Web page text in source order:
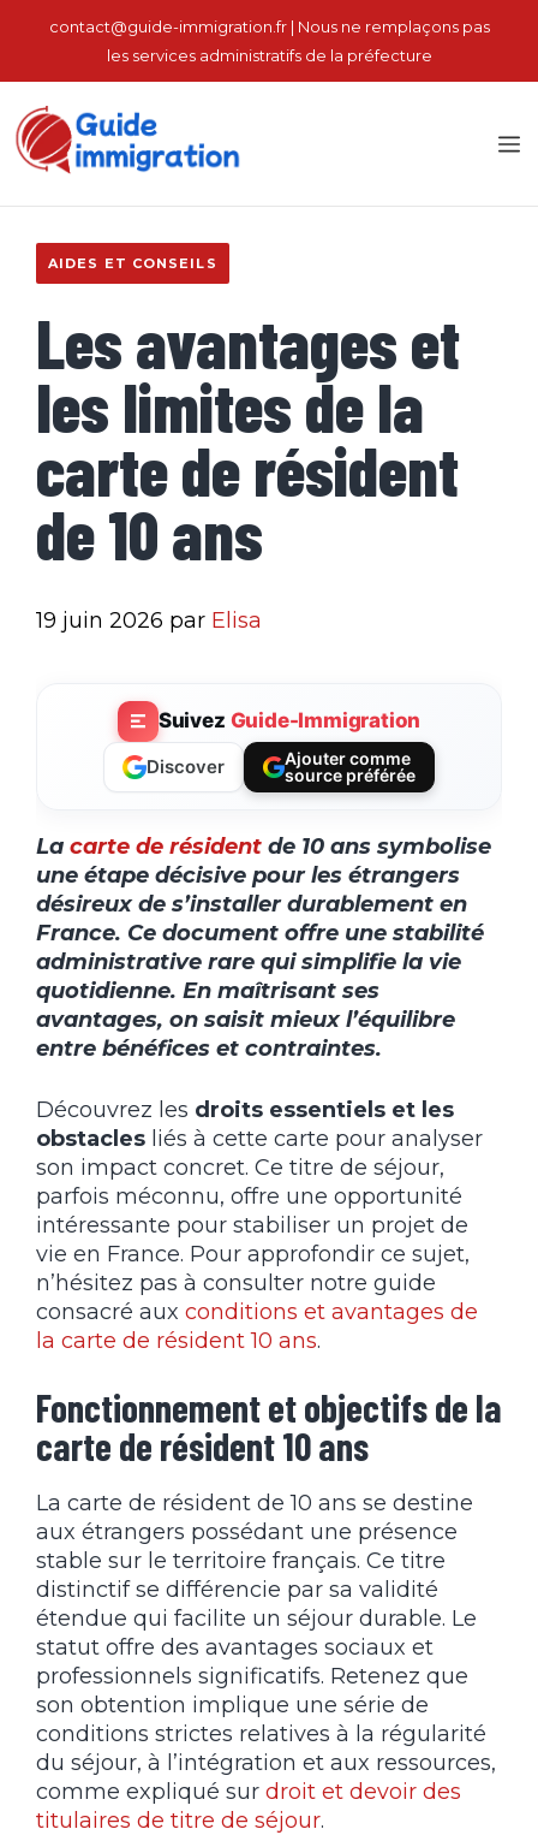
contact@guide-immigration.fr | Nous ne remplaçons pas
les services administratifs de la préfecture
AIDES ET CONSEILS
Les avantages et
les limites de la
carte de résident
de 10 ans
19 juin 2026 par Elisa
Suivez Guide-Immigration
Discover
Ajouter comme
source préférée
La carte de résident de 10 ans symbolise
une étape décisive pour les étrangers
désireux de s’installer durablement en
France. Ce document offre une stabilité
administrative rare qui simplifie la vie
quotidienne. En maîtrisant ses
avantages, on saisit mieux l’équilibre
entre bénéfices et contraintes.
Découvrez les droits essentiels et les
obstacles liés à cette carte pour analyser
son impact concret. Ce titre de séjour,
parfois méconnu, offre une opportunité
intéressante pour stabiliser un projet de
vie en France. Pour approfondir ce sujet,
n’hésitez pas à consulter notre guide
consacré aux conditions et avantages de
la carte de résident 10 ans.
Fonctionnement et objectifs de la
carte de résident 10 ans
La carte de résident de 10 ans se destine
aux étrangers possédant une présence
stable sur le territoire français. Ce titre
distinctif se différencie par sa validité
étendue qui facilite un séjour durable. Le
statut offre des avantages sociaux et
professionnels significatifs. Retenez que
son obtention implique une série de
conditions strictes relatives à la régularité
du séjour, à l’intégration et aux ressources,
comme expliqué sur droit et devoir des
titulaires de titre de séjour.